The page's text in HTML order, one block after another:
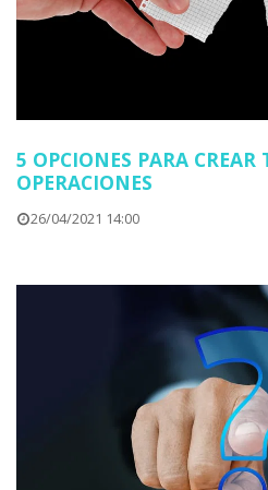
5 OPCIONES PARA
OPERACIONES
26/04/2021 14:00